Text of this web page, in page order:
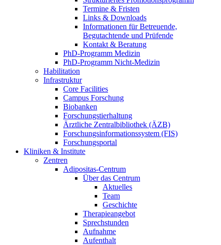
Termine & Fristen
Links & Downloads
Informationen für Betreuende,
Begutachtende und Prüfende
Kontakt & Beratung
PhD-Programm Medizin
PhD-Programm Nicht-Medizin
Habilitation
Infrastruktur
Core Facilities
Campus Forschung
Biobanken
Forschungstierhaltung
Ärztliche Zentralbibliothek (ÄZB)
Forschungsinformationssystem (FIS)
Forschungsportal
Kliniken & Institute
Zentren
Adipositas-Centrum
Über das Centrum
Aktuelles
Team
Geschichte
Therapieangebot
Sprechstunden
Aufnahme
Aufenthalt